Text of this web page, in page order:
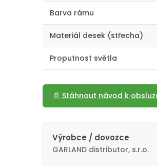
Barva rámu
Materiál desek (střecha)
Proputnost světla
📄 Stáhnout návod k
Výrobce / dovozce
GARLAND distributor, s.r.o.